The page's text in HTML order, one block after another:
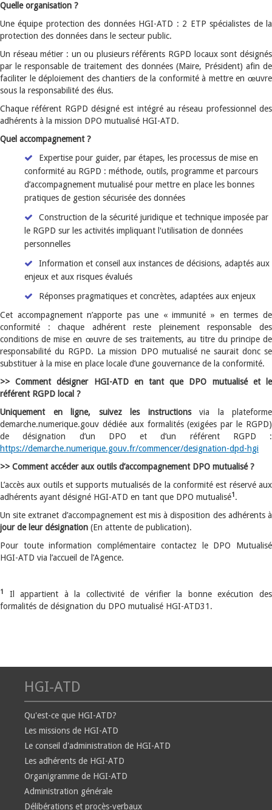
Quelle organisation ?
Une équipe protection des données HGI-ATD : 2 ETP spécialistes de la
protection des données dans le secteur public.
Un réseau métier : un ou plusieurs référents RGPD locaux sont désignés
par le responsable de traitement des données (Maire, Président) afin de
faciliter le déploiement des chantiers de la conformité à mettre en œuvre
sous la responsabilité des élus.
Chaque référent RGPD désigné est intégré au réseau professionnel des
adhérents à la mission DPO mutualisé HGI-ATD.
Quel accompagnement ?
Expertise pour guider, par étapes, les processus de mise en
conformité au RGPD : méthode, outils, programme et parcours
d’accompagnement mutualisé pour mettre en place les bonnes
pratiques de gestion sécurisée des données
Construction de la sécurité juridique et technique imposée par
le RGPD sur les activités impliquant l'utilisation de données
personnelles
Information et conseil aux instances de décisions, adaptés aux
enjeux et aux risques évalués
Réponses pragmatiques et concrètes, adaptées aux enjeux
Cet accompagnement n’apporte pas une « immunité » en termes de
conformité : chaque adhérent reste pleinement responsable des
conditions de mise en œuvre de ses traitements, au titre du principe de
responsabilité du RGPD. La mission DPO mutualisé ne saurait donc se
substituer à la mise en place locale d’une gouvernance de la conformité.
>> Comment désigner HGI-ATD en tant que DPO mutualisé et le
référent RGPD local ?
Uniquement en ligne, suivez les instructionsvia la plateforme
demarche.numerique.gouv dédiée aux formalités (exigées par le RGPD)
de désignation d’un DPO et d’un référent RGPD :
https://demarche.numerique.gouv.fr/commencer/designation-dpd-hgi
>> Comment accéder aux outils d’accompagnement DPO mutualisé ?
L’accès aux outils et supports mutualisés de la conformité est réservé aux
adhérents ayant désigné HGI-ATD en tant que DPO mutualisé1.
Un site extranet d’accompagnement est mis à disposition des adhérents à
jour de leur désignation (En attente de publication).
Pour toute information complémentaire contactez le DPO Mutualisé
HGI-ATD via l’accueil de l’Agence.
1
Il appartient à la collectivité de vérifier la bonne exécution des
formalités de désignation du DPO mutualisé HGI-ATD31.
HGI-ATD
Qu'est-ce que HGI-ATD?
Les missions de HGI-ATD
Le conseil d'administration de HGI-ATD
Les adhérents de HGI-ATD
Organigramme de HGI-ATD
Administration générale
Délibérations et procès-verbaux